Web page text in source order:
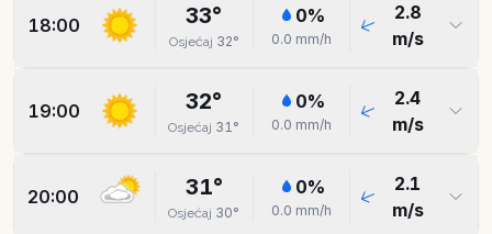
18:00 33°
Osjećaj 32°
0%
0.0 mm/h
2.8
m/s
19:00 32°
Osjećaj 31°
0%
0.0 mm/h
2.4
m/s
20:00 31°
Osjećaj 30°
0%
0.0 mm/h
2.1
m/s